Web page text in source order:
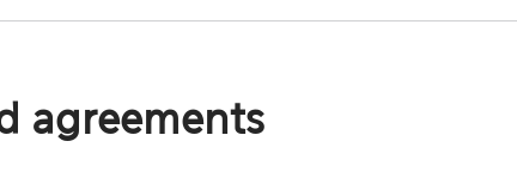
agreements